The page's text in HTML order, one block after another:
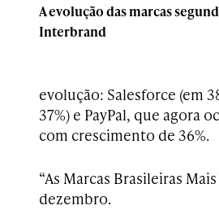
A evolução das marcas
Interbrand
evolução: Salesforce (em
37%) e PayPal, que agora
com crescimento de 36%.
“As Marcas Brasileiras
dezembro.